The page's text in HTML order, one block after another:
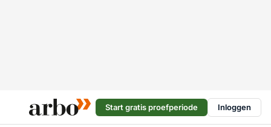
Start gratis proefperiode Inloggen